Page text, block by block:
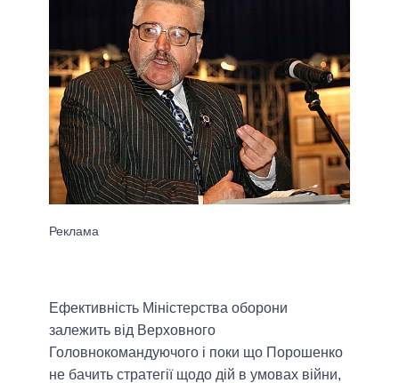
Ефективність Міністерства оборони
залежить від Верховного
Головнокомандуючого і поки що Порошенко
не бачить стратегії щодо дій в умовах війни,